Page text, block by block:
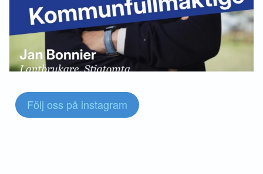
Följ oss på instagram